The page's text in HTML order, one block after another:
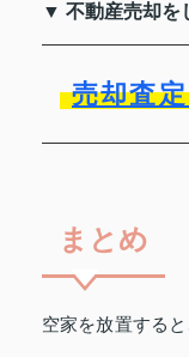
▼ 不動産売却を
売却査
まとめ
空家を放置する